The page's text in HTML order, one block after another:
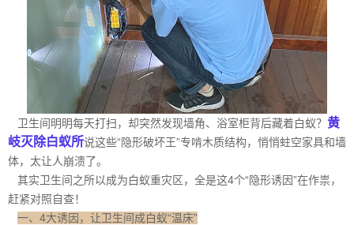
卫生间明明每天打扫，却突然发现墙角、浴室柜背后藏着白蚁？ 黄
岐灭除白蚁所说这些“隐形破坏王”专啃木质结构，悄悄蛀空家具和墙
体，太让人崩溃了。
其实卫生间之所以成为白蚁重灾区，全是这4个“隐形诱因”在作祟，
赶紧对照自查！
一、4大诱因，让卫生间成白蚁“温床”